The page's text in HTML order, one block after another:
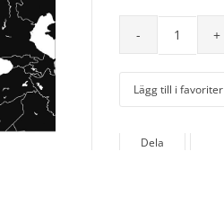
Lägg till i favoriter
Dela